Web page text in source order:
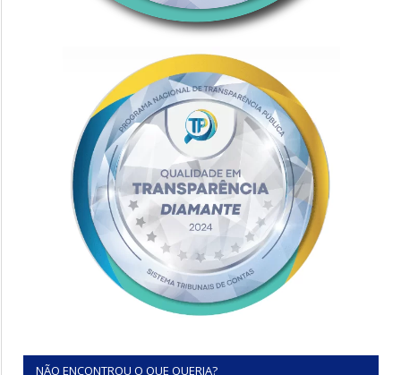
NÃO ENCONTROU O QUE QUERIA?